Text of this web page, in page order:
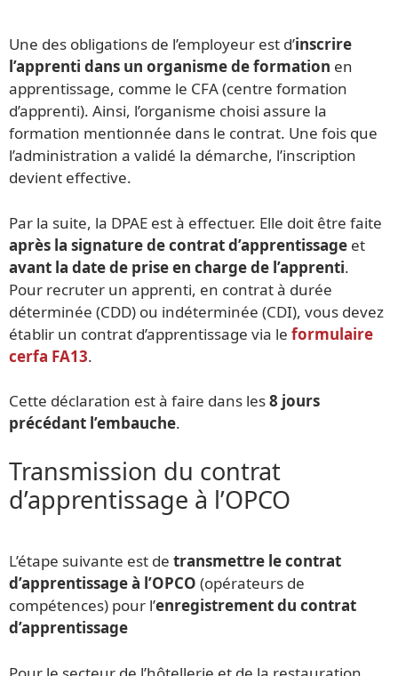
Une des obligations de l’employeur est d’inscrire
l’apprenti dans un organisme de formation en
apprentissage, comme le CFA (centre formation
d’apprenti). Ainsi, l’organisme choisi assure la
formation mentionnée dans le contrat. Une fois que
l’administration a validé la démarche, l’inscription
devient effective.
Par la suite, la DPAE est à effectuer. Elle doit être faite
après la signature de contrat d’apprentissage et
avant la date de prise en charge de l’apprenti.
Pour recruter un apprenti, en contrat à durée
déterminée (CDD) ou indéterminée (CDI), vous devez
établir un contrat d’apprentissage via le formulaire
cerfa FA13.
Cette déclaration est à faire dans les8 jours
précédant l’embauche.
Transmission du contrat
d’apprentissage à l’OPCO
L’étape suivante est de transmettre le contrat
d’apprentissage à l’OPCO (opérateurs de
compétences) pour l’enregistrement du contrat
d’apprentissage